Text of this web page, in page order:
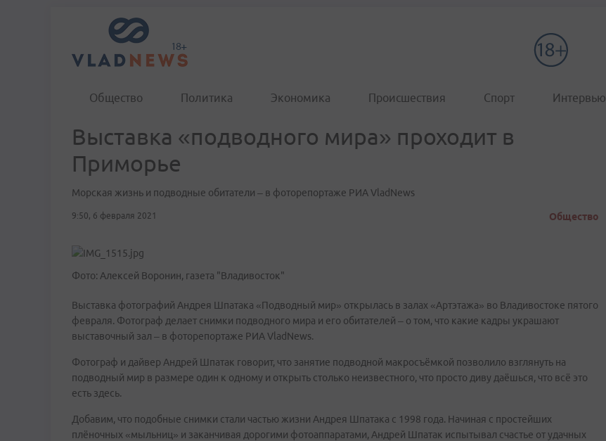
Общество Политика Экономика Происшествия Спорт Интервью
Выставка «подводного мира» проходит в
Приморье
Морская жизнь и подводные обитатели – в фоторепортаже РИА VladNews
9:50, 6 февраля 2021 Общество
Фото: Алексей Воронин, газета "Владивосток"
Выставка фотографий Андрея Шпатака «Подводный мир» открылась в залах «Артэтажа» во Владивостоке пятого
февраля. Фотограф делает снимки подводного мира и его обитателей – о том, что какие кадры украшают
выставочный зал – в фоторепортаже РИА VladNews.
Фотограф и дайвер Андрей Шпатак говорит, что занятие подводной макросъёмкой позволило взглянуть на
подводный мир в размере один к одному и открыть столько неизвестного, что просто диву даёшься, что всё это
есть здесь.
Добавим, что подобные снимки стали частью жизни Андрея Шпатака с 1998 года. Начиная с простейших
плёночных «мыльниц» и заканчивая дорогими фотоаппаратами, Андрей Шпатак испытывал счастье от удачных